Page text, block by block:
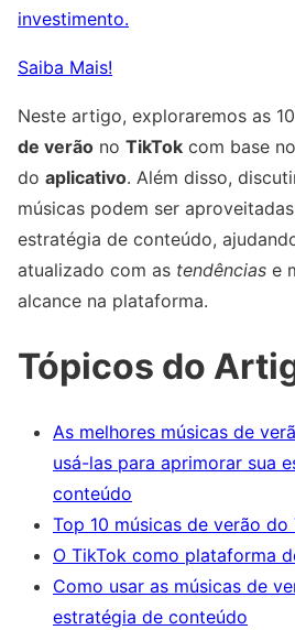
investimento.
Saiba Mais!
Neste artigo, exploraremos as 10
de verão no TikTok com base
do aplicativo. Além disso,
músicas podem ser
estratégia de conteúdo,
atualizado com as tendências e
alcance na plataforma.
Tópicos do
As melhores músicas de
usá-las para aprimorar sua
conteúdo
Top 10 músicas de verão do
O TikTok como plataforma
Como usar as músicas de
estratégia de conteúdo